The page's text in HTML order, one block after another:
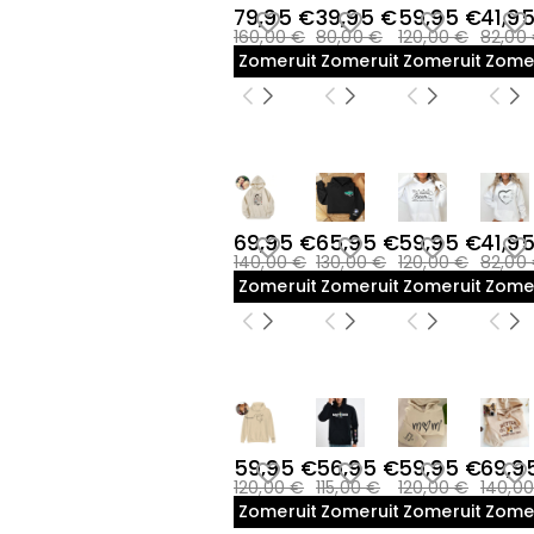
79,95 €
160,00 €
Zomeruitverkoop
39,95 €
80,00 €
Zomeruitverkoop
59,95 €
120,00 € 82,00
69,95 €
140,00 €
Zomeruitverkoop
65,95 €
130,00 €
Zomeruitverkoop
59,95 €
120,00 € 82,00
59,95 €
120,00 €
Zomeruitverkoop
56,95 €
115,00 €
Zomeruitverkoop
59,95 €
120,00 €